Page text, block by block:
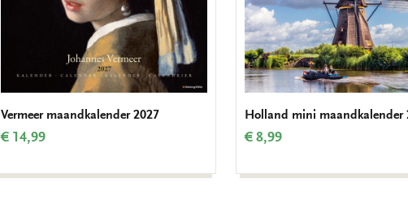
Vermeer maandkalender 2027
€ 14,99
Holland mini maandkalender
€ 8,99